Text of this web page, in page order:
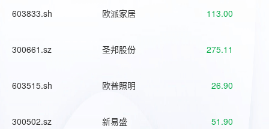
603833.sh 欧派家居 113.00
300661.sz 圣邦股份 275.11
603515.sh 欧普照明 26.90
300502.sz 新易盛 51.90